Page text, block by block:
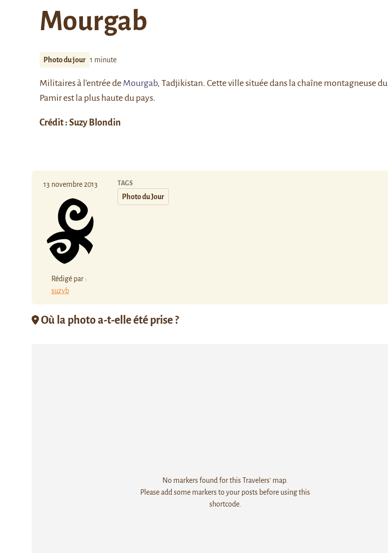
Mourgab
Photo du jour 1 minute
Militaires à l’entrée de Mourgab, Tadjikistan. Cette ville située dans la chaîne montagneuse du
Pamir est la plus haute du pays.
Crédit : Suzy Blondin
13 novembre 2013
Rédigé par :
suzyb
TAGS
Photo du Jour
Où la photo a-t-elle été prise ?
No markers found for this Travelers' map.
Please add some markers to your posts before using this
shortcode.